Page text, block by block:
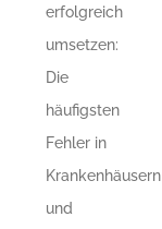
erfolgreich
umsetzen:
Die
häufigsten
Fehler in
Krankenhäusern
und